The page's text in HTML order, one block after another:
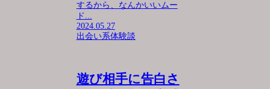
するから、なんかいいムー
ド...
2024.05.27
出会い系体験談
遊び相手に告白さ